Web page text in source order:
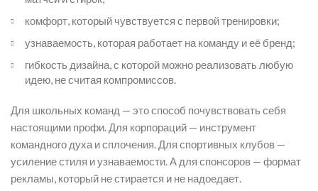
комфорт, который чувствуется с первой тренировки;
узнаваемость, которая работает на команду и её бренд;
гибкость дизайна, с которой можно реализовать любую
идею, не считая компромиссов.
Для школьных команд — это способ почувствовать себя
настоящими профи. Для корпораций — инструмент
командного духа и сплочения. Для спортивных клубов —
усиление стиля и узнаваемости. А для спонсоров — формат
рекламы, который не стирается и не надоедает.